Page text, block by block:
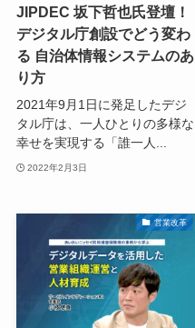
JIPDEC 坂下哲也氏登壇！
デジタル庁創設でどう変わ
る 自治体情報システムのあ
り方
2021年9月1日に発足したデジ
タル庁は、一人ひとりの多様な
幸せを実現する「誰一人...
2022年2月3日
営業改革